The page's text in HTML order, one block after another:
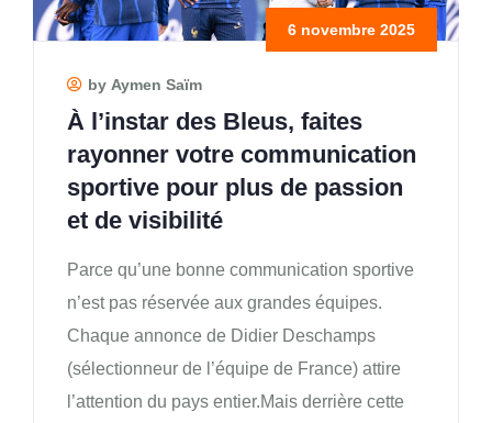
6 novembre 2025
by Aymen Saïm
À l’instar des Bleus, faites
rayonner votre communication
sportive pour plus de passion
et de visibilité
Parce qu’une bonne communication sportive
n’est pas réservée aux grandes équipes.
Chaque annonce de Didier Deschamps
(sélectionneur de l’équipe de France) attire
l’attention du pays entier.Mais derrière cette